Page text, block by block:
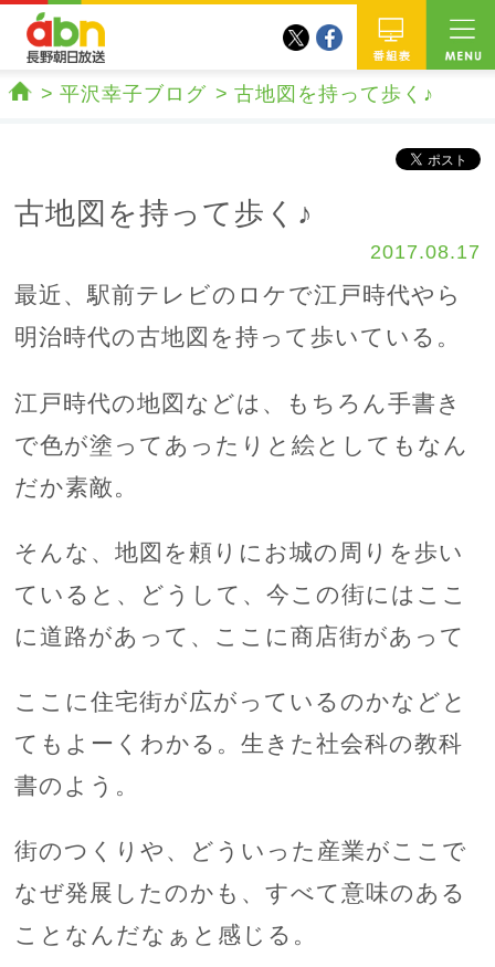
番組
twitterfacebook
平沢幸子ブログ 古地図を持って歩く♪
古地図を持って歩く♪
2017.08.17
最近、駅前テレビのロケで江戸時代やら
明治時代の古地図を持って歩いている。
江戸時代の地図などは、もちろん手書き
で色が塗ってあったりと絵としてもなん
だか素敵。
そんな、地図を頼りにお城の周りを歩い
ていると、どうして、今この街にはここ
に道路があって、ここに商店街があって
ここに住宅街が広がっているのかなどと
てもよーくわかる。生きた社会科の教科
書のよう。
街のつくりや、どういった産業がここで
なぜ発展したのかも、すべて意味のある
ことなんだなぁと感じる。